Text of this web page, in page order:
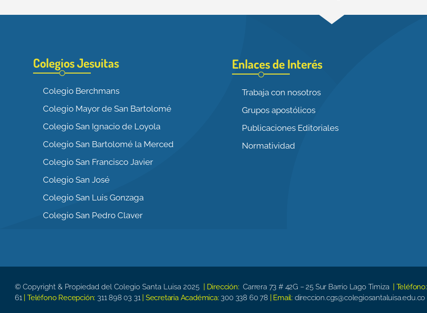
Colegios Jesuitas
Colegio Berchmans
Colegio Mayor de San Bartolomé
Colegio San Ignacio de Loyola
Colegio San Bartolomé la Merced
Colegio San Francisco Javier
Colegio San José
Colegio San Luis Gonzaga
Colegio San Pedro Claver
Enlaces de Interés
Trabaja con nosotros
Grupos apostólicos
Publicaciones Editoriales
Normatividad
© Copyright & Propiedad del Colegio Santa Luisa 2025 | Dirección: Carrera 73 # 42G – 25 Sur Barrio Lago Timiza | Teléfono:
61
| Teléfono Recepción: 311 898 03 31 | Secretaria Académica: 300 338 60 78 | Email: direccion.cgs@colegiosantaluisa.edu.co